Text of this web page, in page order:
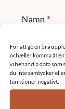
För att ge en bra
och/eller komma åt
vi behandla data som
du inte samtycker
funktioner negativt.
Namn *
Email *